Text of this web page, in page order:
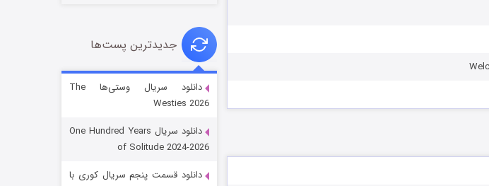
قسمت۶ (زیرنویس)
جدیدترین پست‌ها
دانلود سریال وستی‌ها The
Westies 2026
دانلود سریال One Hundred Years
of Solitude 2024-2026
دانلود قسمت پنجم سریال کوری با